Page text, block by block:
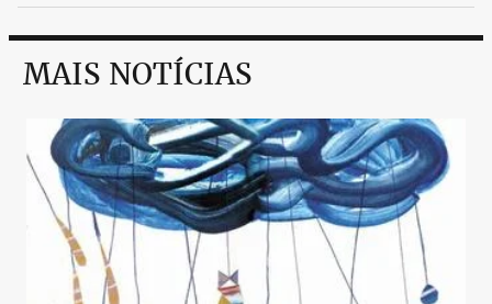
MAIS NOTÍCIAS